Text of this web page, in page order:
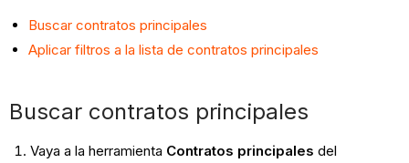
Buscar contratos principales
Aplicar filtros a la lista de contratos principales
Buscar contratos principales
Vaya a la herramienta Contratos principales del